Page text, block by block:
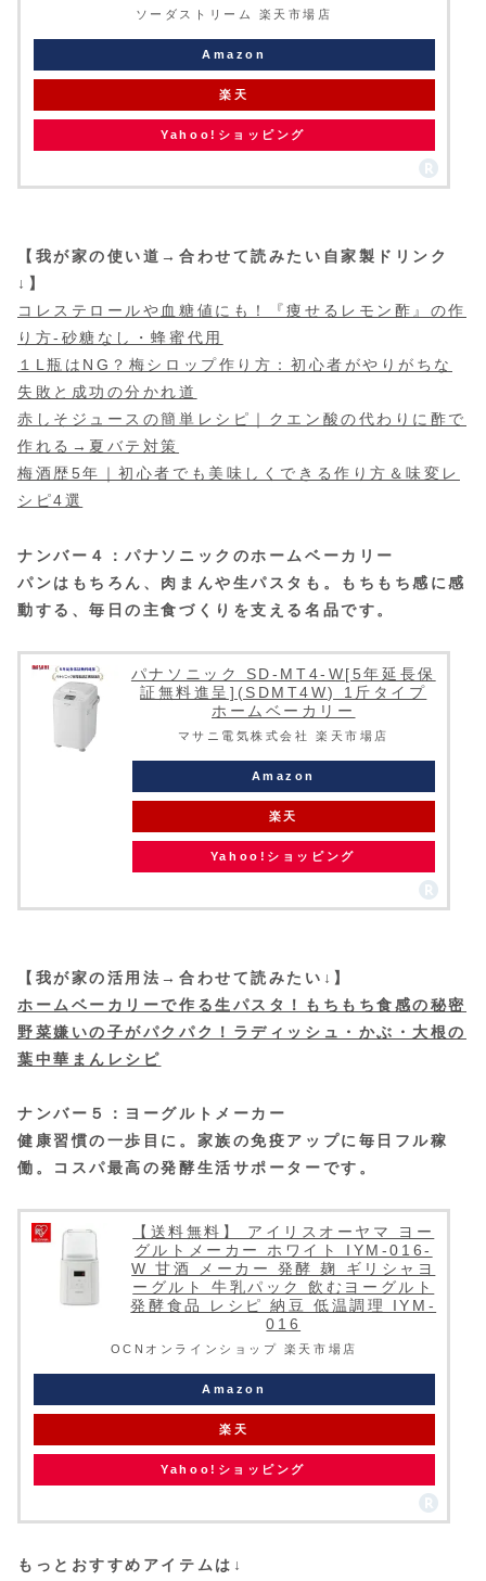
ソーダストリーム 楽天市場店
Amazon
楽天
Yahoo!ショッピング
【我が家の使い道→合わせて読みたい自家製ドリンク
↓】
コレステロールや血糖値にも！『痩せるレモン酢』の作
り方-砂糖なし・蜂蜜代用
１L瓶はNG？梅シロップ作り方：初心者がやりがちな
失敗と成功の分かれ道
赤しそジュースの簡単レシピ｜クエン酸の代わりに酢で
作れる→夏バテ対策
梅酒歴5年｜初心者でも美味しくできる作り方＆味変レ
シピ4選
ナンバー４：パナソニックのホームベーカリー
パンはもちろん、肉まんや生パスタも。もちもち感に感
動する、毎日の主食づくりを支える名品です。
パナソニック SD-MT4-W[5年延長保
証無料進呈](SDMT4W) 1斤タイプ
ホームベーカリー
マサニ電気株式会社 楽天市場店
Amazon
楽天
Yahoo!ショッピング
【我が家の活用法→合わせて読みたい↓】
ホームベーカリーで作る生パスタ！もちもち食感の秘密
野菜嫌いの子がパクパク！ラディッシュ・かぶ・大根の
葉中華まんレシピ
ナンバー５：ヨーグルトメーカー
健康習慣の一歩目に。家族の免疫アップに毎日フル稼
働。コスパ最高の発酵生活サポーターです。
【送料無料】 アイリスオーヤマ ヨー
グルトメーカー ホワイト IYM-016-
W 甘酒 メーカー 発酵 麹 ギリシャヨ
ーグルト 牛乳パック 飲むヨーグルト
発酵食品 レシピ 納豆 低温調理 IYM-
016
OCNオンラインショップ 楽天市場店
Amazon
楽天
Yahoo!ショッピング
もっとおすすめアイテムは↓